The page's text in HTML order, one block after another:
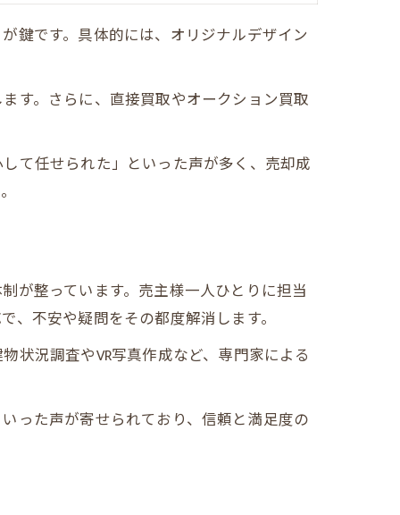
鍵です。具体的には、オリジナルデザイン
す。さらに、直接買取やオークション買取
て任せられた」といった声が多く、売却成
が整っています。売主様一人ひとりに担当
不安や疑問をその都度解消します。
状況調査やVR写真作成など、専門家による
った声が寄せられており、信頼と満足度の